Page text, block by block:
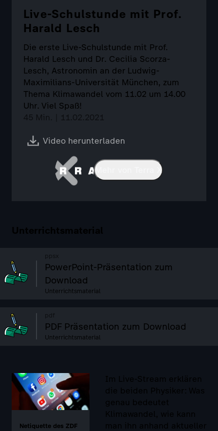
Live-Schulstunde mit Prof.
Harald Lesch
Die erste Live-Schulstunde mit Prof.
Harald Lesch und Dr. Cecilia Scorza-
Lesch, Astronomin an der Ludwig-
Maximilians-Universität München, zum
Thema Klimawandel vom 11.02 um 14.00
Uhr. Viel Spaß!
45 Min. | 11.02.2021
Video herunterladen
Mehr von Terra X
Unterrichtsmaterial
ppsx
PowerPoint-Präsentation zum
Download
Unterrichtsmaterial
pdf
PDF Präsentation zum Download
Unterrichtsmaterial
Netiquette des ZDF
Im Live-Stream erklären
die beiden Physiker: Was
genau bedeutet
Klimawandel, wie kann
man ihn anhand aktueller